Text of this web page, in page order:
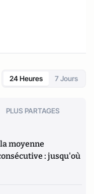
24 Heures 7 Jours
PLUS PARTAGES
moyenne
: jusqu'où